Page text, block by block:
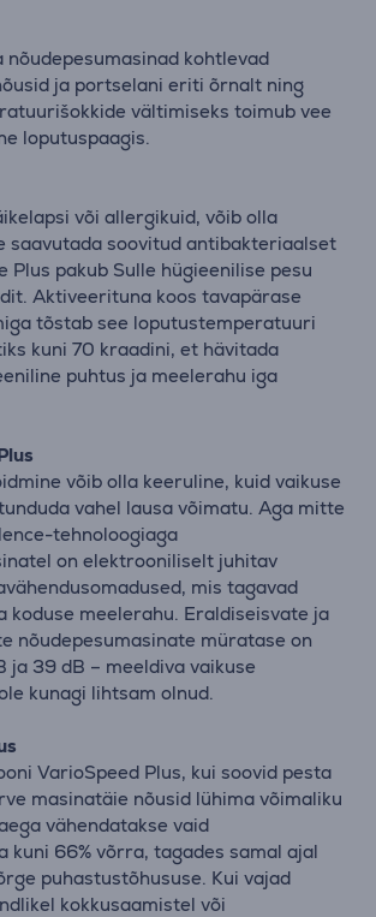
nõudepesumasinad kohtlevad
ja portselani eriti õrnalt ning
vältimiseks toimub vee
loputuspaagis.
või allergikuid, võib olla
saavutada soovitud antibakteriaalset
Plus pakub Sulle hügieenilise pesu
Aktiveerituna koos tavapärase
tõstab see loputustemperatuuri
kuni 70 kraadini, et hävitada
puhtus ja meelerahu iga
võib olla keeruline, kuid vaikuse
vahel lausa võimatu. Aga mitte
tehnoloogiaga
on elektrooniliselt juhitav
mis tagavad
koduse meelerahu. Eraldiseisvate ja
nõudepesumasinate müratase on
ja 39 dB – meeldiva vaikuse
kunagi lihtsam olnud.
VarioSpeed Plus, kui soovid pesta
masinatäie nõusid lühima võimaliku
vähendatakse vaid
kuni 66% võrra, tagades samal ajal
puhastustõhususe. Kui vajad
kokkusaamistel või